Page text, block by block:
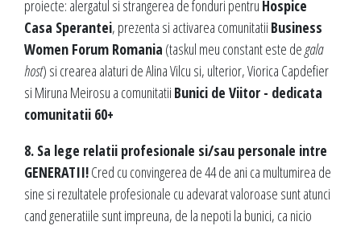
proiecte: alergatul si strangerea de fonduri pentru Hospice
Casa Sperantei, prezenta si activarea comunitatii Business
Women Forum Romania (taskul meu constant este de gala
host) si crearea alaturi de Alina Vilcu si, ulterior, Viorica Capdefier
si Miruna Meirosu a comunitatii Bunici de Viitor - dedicata
comunitatii 60+
8. Sa lege relatii profesionale si/sau personale intre
GENERATII!Cred cu convingerea de 44 de ani ca multumirea de
sine si rezultatele profesionale cu adevarat valoroase sunt atunci
cand generatiile sunt impreuna, de la nepoti la bunici, ca nicio